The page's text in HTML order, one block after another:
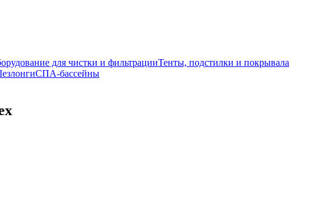
для чистки и фильтрацииТенты, подстилки и покрывала
СПА-бассейны